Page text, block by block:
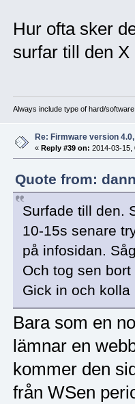
Hur ofta sker
surfar till den
Always include type of hard/
Re: Firmware version
« Reply #39 on: 2014-03-15,
Quote from:
Surfade till den.
10-15s senare
på infosidan.
Och tog sen
Gick in och
Bara som en
lämnar en
kommer den
från WSen